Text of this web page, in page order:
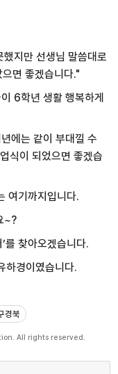
지만 선생님 말씀대로
면 좋겠습니다."
6학년 생활 행복하게
에는 같이 부대낄 수
식이 되었으면 좋겠습
여기까지입니다.
~?
를 찾아오겠습니다.
하경이였습니다.
경북
All rights reserved.